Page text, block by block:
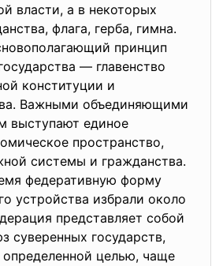
власти, а в некоторых
флага, герба, гимна.
принцип
— главенство
конституции и
Важными объединяющими
выступают единое
пространство,
системы и гражданства.
федеративную форму
устройства избрали около
представляет собой
суверенных государств,
целью, чаще